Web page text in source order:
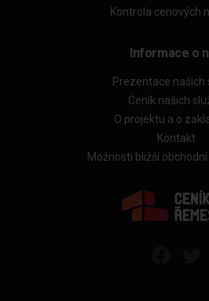
Kontrola cenových
Informace o
Prezentace našich
Ceník našich
O projektu a o
Kontakt
Možnosti bližší